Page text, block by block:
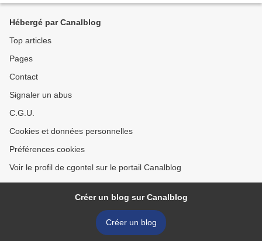
Hébergé par Canalblog
Top articles
Pages
Contact
Signaler un abus
C.G.U.
Cookies et données personnelles
Préférences cookies
Voir le profil de cgontel sur le portail Canalblog
Créer un blog sur Canalblog
Créer un blog